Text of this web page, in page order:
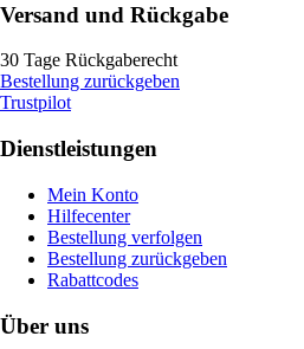
Versand und Rückgabe
30 Tage Rückgaberecht
Bestellung zurückgeben
Trustpilot
Dienstleistungen
Mein Konto
Hilfecenter
Bestellung verfolgen
Bestellung zurückgeben
Rabattcodes
Über uns